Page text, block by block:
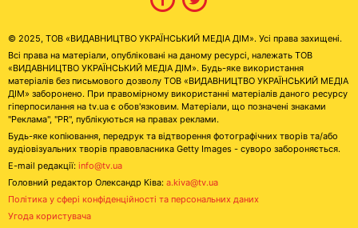
© 2025, ТОВ «ВИДАВНИЦТВО УКРАЇНСЬКИЙ МЕДІА ДІМ». Усі права захищені.
Всі права на матеріали, опубліковані на даному ресурсі, належать ТОВ
«ВИДАВНИЦТВО УКРАЇНСЬКИЙ МЕДІА ДІМ». Будь-яке використання
матеріалів без письмового дозволу ТОВ «ВИДАВНИЦТВО УКРАЇНСЬКИЙ МЕДІА
ДІМ» заборонено. При правомірному використанні матеріалів даного ресурсу
гіперпосилання на tv.ua є обов'язковим. Матеріали, що позначені знаками
"Реклама", "PR", публікуються на правах реклами.
Будь-яке копіювання, передрук та відтворення фотографічних творів та/або
аудіовізуальних творів правовласника Getty Images - суворо забороняється.
E-mail редакції: info@tv.ua
Головний редактор Олександр Ківа: a.kiva@tv.ua
Політика у сфері конфіденційності та персональних даних
Угода користувача